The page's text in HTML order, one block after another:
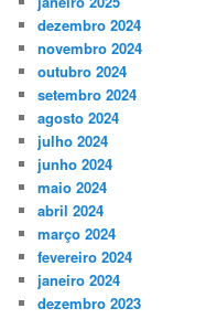
dezembro 2024
novembro 2024
outubro 2024
setembro 2024
agosto 2024
julho 2024
junho 2024
maio 2024
abril 2024
março 2024
fevereiro 2024
janeiro 2024
dezembro 2023